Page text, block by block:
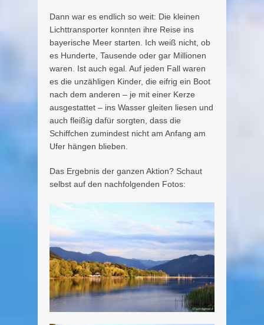
Dann war es endlich so weit: Die kleinen
Lichttransporter konnten ihre Reise ins
bayerische Meer starten. Ich weiß nicht, ob
es Hunderte, Tausende oder gar Millionen
waren. Ist auch egal. Auf jeden Fall waren
es die unzähligen Kinder, die eifrig ein Boot
nach dem anderen – je mit einer Kerze
ausgestattet – ins Wasser gleiten liesen und
auch fleißig dafür sorgten, dass die
Schiffchen zumindest nicht am Anfang am
Ufer hängen blieben.
Das Ergebnis der ganzen Aktion? Schaut
selbst auf den nachfolgenden Fotos: